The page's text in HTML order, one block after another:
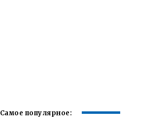
Самое популярное: